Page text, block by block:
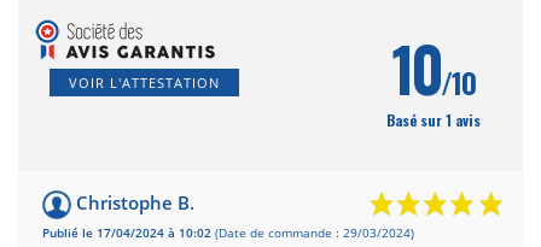
VOIR L'ATTESTATION 10/10
Basé sur 1 avis
Christophe B.
Publié le 17/04/2024 à 10:02 (Date de commande : 29/03/2024)